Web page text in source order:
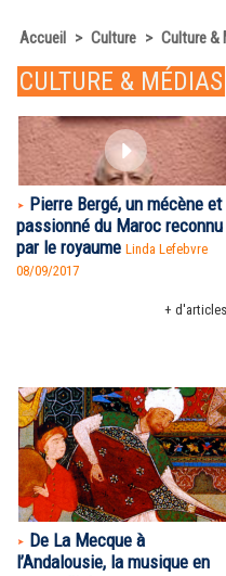
Accueil > Culture > Culture &
CULTURE & MÉDIAS
Pierre Bergé, un mécène et
passionné du Maroc reconnu
par le royaume Linda Lefebvre
08/09/2017
+
De La Mecque à
l’Andalousie, la musique en